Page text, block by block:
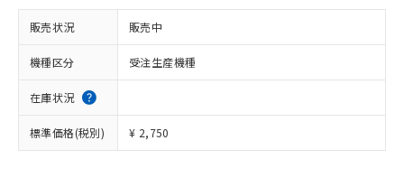
販売状況 販売中
機種区分 受注生産機種
在庫状況
標準価格(税別) ¥ 2,750